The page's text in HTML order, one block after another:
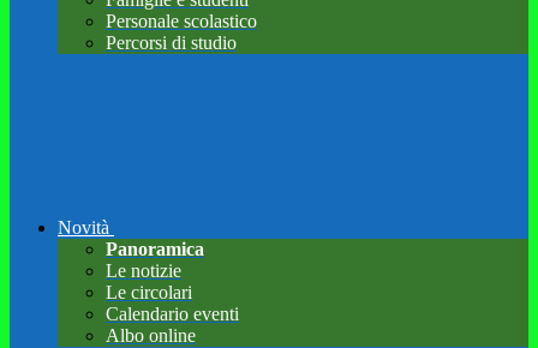
Personale scolastico
Percorsi di studio
Novità
Panoramica
Le notizie
Le circolari
Calendario eventi
Albo online